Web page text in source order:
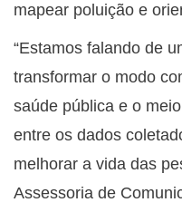
mapear poluição e
“Estamos falando de
transformar o modo
saúde pública e o
entre os dados
melhorar a vida das
Assessoria de